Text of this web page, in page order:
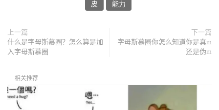
皮 能力
上一篇
什么是字母斯慕圈？怎么算是加
入字母斯慕圈
下一篇
字母斯慕圈你怎么知道你是真m
还是伪m
相关推荐